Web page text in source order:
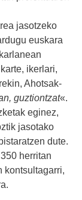
jasotzeko
euskara
ikerlari,
Ahotsak-
guztiontzat«.
eginez,
jasotako
dute.
herritan
kontsultagarri,